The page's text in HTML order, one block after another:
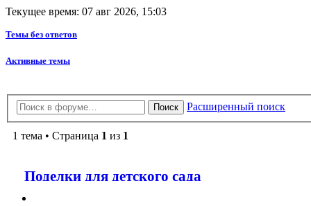
Текущее время: 07 авг 2026, 15:03
Темы без ответов
Активные темы
Поиск Расширенный поиск
1 тема • Страница 1 из 1
Поделки для детского сада